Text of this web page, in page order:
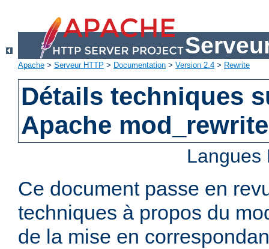
Apache > Serveur HTTP > Documentation > Version 2.4 > Rewrite
Détails techniques
Apache mod_rewrite
Ce document passe en
techniques à propos du
de la mise en